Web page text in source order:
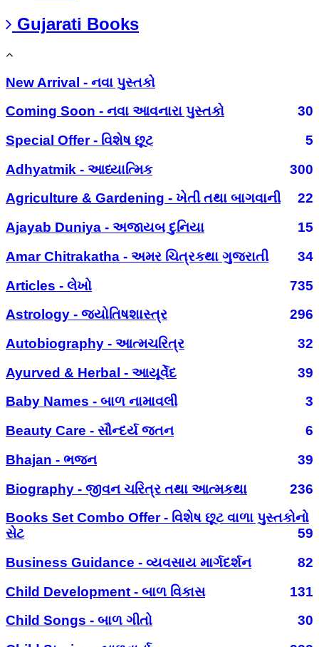
Gujarati Books
New Arrival - નવા પુસ્તકો
Coming Soon - નવા આવનારા પુસ્તકો
30
Special Offer - વિશેષ છૂટ
5
Adhyatmik - આધ્યાત્મિક
300
Agriculture & Gardening - ખેતી તથા બાગવાની
22
Ajayab Duniya - અજાયબ દુનિયા
15
Amar Chitrakatha - અમર ચિત્રકથા ગુજરાતી
34
Articles - લેખો
735
Astrology - જ્યોતિષશાસ્ત્ર
296
Autobiography - આત્મચરિત્ર
32
Ayurved & Herbal - આયૂર્વેદ
39
Baby Names - બાળ નામાવલી
3
Beauty Care - સૌન્દર્ય જતન
6
Bhajan - ભજન
39
Biography - જીવન ચરિત્ર તથા આત્મકથા
236
Books Set Combo Offer - વિશેષ છૂટ વાળા પુસ્તકોનો
સેટ
59
Business Guidance - વ્યવસાય માર્ગદર્શન
82
Child Development - બાળ વિકાસ
131
Child Songs - બાળ ગીતો
30